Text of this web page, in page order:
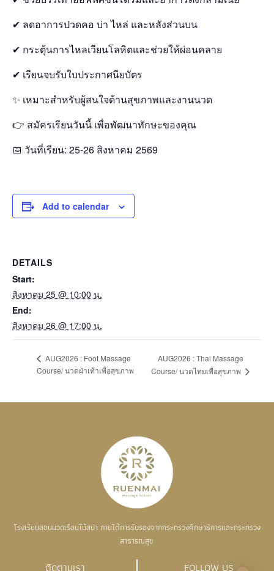
✔ ลดอาการปวดคอ บ่า ไหล่ และหลังส่วนบน
✔ กระตุ้นการไหลเวียนโลหิตและช่วยให้ผ่อนคลาย
✔ เรียนจบรับใบประกาศนียบัตร
✨ เหมาะสำหรับผู้สนใจด้านสุขภาพและงานนวด
👉 สมัครเรียนวันนี้ เพื่อพัฒนาทักษะของคุณ
📅 วันที่เรียน: 25-26 สิงหาคม 2569
Add to calendar
DETAILS
Start:
สิงหาคม 25 @ 10:00 น.
End:
สิงหาคม 26 @ 17:00 น.
AUG2026 : Foot Massage
Course/ นวดฝ่าเท้าเพื่อสุขภาพ
AUG2026 : Thai Massage
Course/ นวดไทยเพื่อสุขภาพ
โรงเรียนสอนนวดเรือนไม้สปา ภายใต้การรับรองจากกระทรวงศึกษาธิการและกระทรวง
สาธารณสุข
ติดตามเรา FOLLOW US